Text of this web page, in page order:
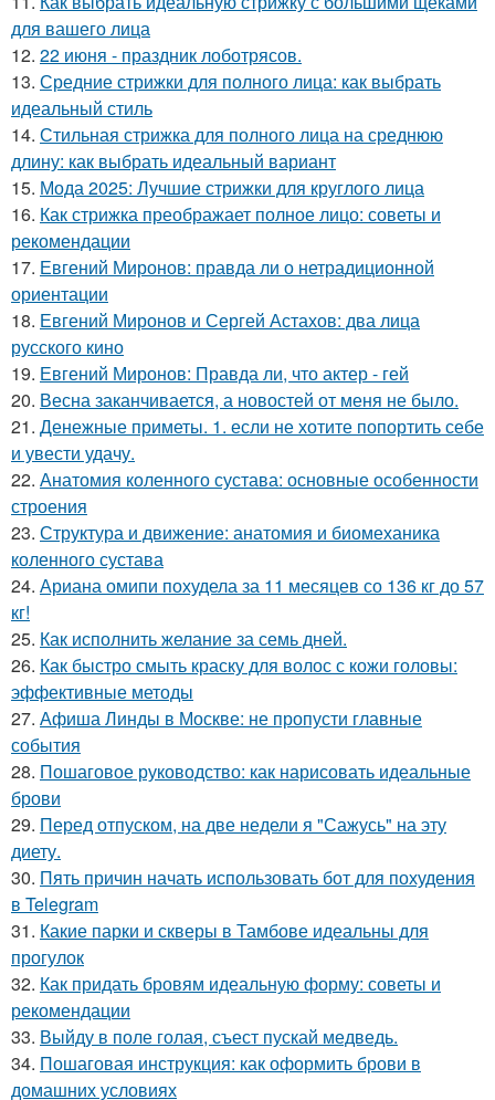
для вашего лица
12. 22 июня - праздник лоботрясов.
13. Средние стрижки для полного лица: как выбрать
идеальный стиль
14. Стильная стрижка для полного лица на среднюю
длину: как выбрать идеальный вариант
15. Мода 2025: Лучшие стрижки для круглого лица
16. Как стрижка преображает полное лицо: советы и
рекомендации
17. Евгений Миронов: правда ли о нетрадиционной
ориентации
18. Евгений Миронов и Сергей Астахов: два лица
русского кино
19. Евгений Миронов: Правда ли, что актер - гей
20. Весна заканчивается, а новостей от меня не было.
21. Денежные приметы. 1. если не хотите попортить себе
и увести удачу.
22. Анатомия коленного сустава: основные особенности
строения
23. Структура и движение: анатомия и биомеханика
коленного сустава
24. Ариана омипи похудела за 11 месяцев со 136 кг до 57
кг!
25. Как исполнить желание за семь дней.
26. Как быстро смыть краску для волос с кожи головы:
эффективные методы
27. Афиша Линды в Москве: не пропусти главные
события
28. Пошаговое руководство: как нарисовать идеальные
брови
29. Перед отпуском, на две недели я "Сажусь" на эту
диету.
30. Пять причин начать использовать бот для похудения
в Telegram
31. Какие парки и скверы в Тамбове идеальны для
прогулок
32. Как придать бровям идеальную форму: советы и
рекомендации
33. Выйду в поле голая, съест пускай медведь.
34. Пошаговая инструкция: как оформить брови в
домашних условиях